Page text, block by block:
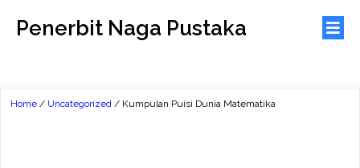
Penerbit Naga Pustaka
Home / Uncategorized / Kumpulan Puisi Dunia Matematika